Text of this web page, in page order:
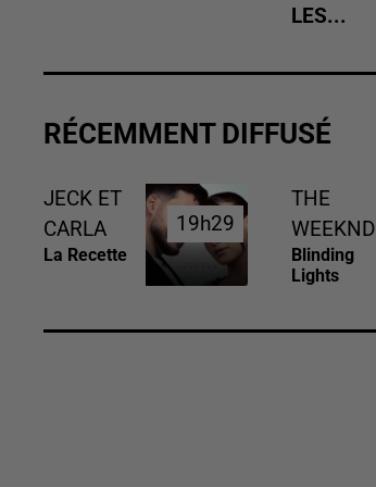
LES...
RÉCEMMENT DIFFUSÉ
JECK ET
CARLA
La Recette
19h29
19h29
THE
WEEKND
Blinding
Lights